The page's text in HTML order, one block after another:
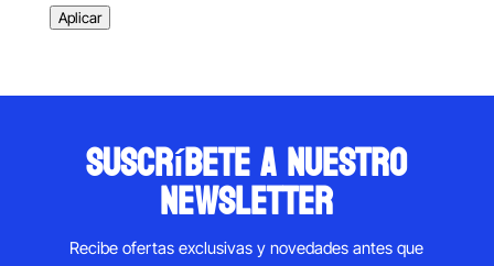
Aplicar
suscríbete a nuestro
newsletter
Recibe ofertas exclusivas y novedades antes que